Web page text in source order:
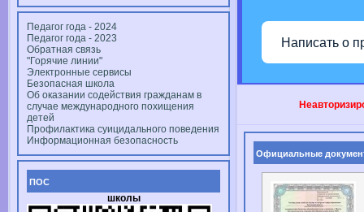
Педагог года - 2024
Педагог года - 2023
Обратная связь
"Горячие линии"
Электронные сервисы
Безопасная школа
Об оказании содействия гражданам в
случае международного похищения
детей
Профилактика суицидального поведения
Информационная безопасность
ПОС
школы
Написать о
Официальные